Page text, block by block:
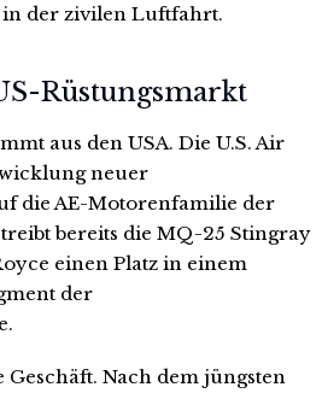
der zivilen Luftfahrt.
Rüstungsmarkt
aus den USA. Die U.S. Air
neuer
die AE-Motorenfamilie der
bereits die MQ-25 Stingray
einen Platz in einem
der
Nach dem jüngsten